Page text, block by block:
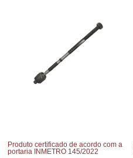
Produto certificado de acordo com a
portaria INMETRO 145/2022